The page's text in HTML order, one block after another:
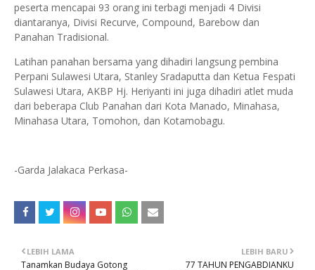
peserta mencapai 93 orang ini terbagi menjadi 4 Divisi
diantaranya, Divisi Recurve, Compound, Barebow dan
Panahan Tradisional.
Latihan panahan bersama yang dihadiri langsung pembina
Perpani Sulawesi Utara, Stanley Sradaputta dan Ketua Fespati
Sulawesi Utara, AKBP Hj. Heriyanti ini juga dihadiri atlet muda
dari beberapa Club Panahan dari Kota Manado, Minahasa,
Minahasa Utara, Tomohon, dan Kotamobagu.
-Garda Jalakaca Perkasa-
LEBIH BARU
77 TAHUN PENGABDIANKU
LEBIH LAMA
Tanamkan Budaya Gotong